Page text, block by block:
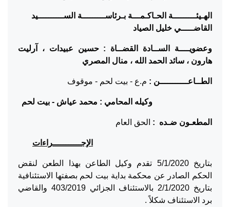
الهـيئـــــــــة الحـاكـمـــة بـرئاســـــــــة الســــــــــيد
القاضـــــي خليل الصياد
وعضويــــة الســادة القضــاة : حسين عبيدات ، آرليت
هارون ، سائد الحمد الله ، منال المصري
الطــاعـــــــــــن : م.ع - بيت لحم - موقوف
وكيله المحامي : محمد عياش - بيت لحم
المطعـون ضـده : الحق العام
الإجـــــــــــراءات
بتاريخ 5/1/2020 تقدم وكيل الطاعن بهذا الطعن لنقض
الحكم الصادر عن محكمة بداية بيت لحم بصفتها الاستئنافية
بتاريخ 2/1/2020 بالاستئناف الجزائي 403/2019 والقاضي
برد الاستئناف شكلاً .